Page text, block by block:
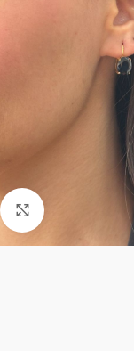
Click to enlarge